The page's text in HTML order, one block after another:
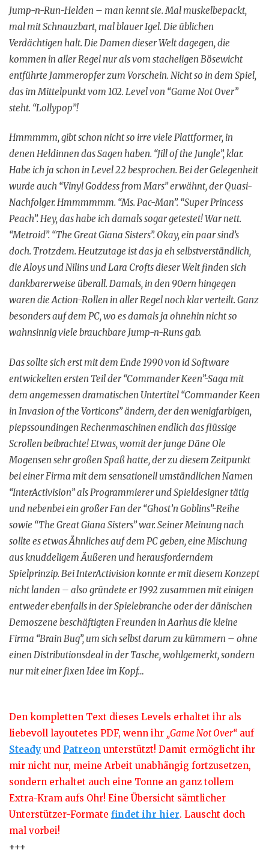
Jump-n-Run-Helden – man kennt sie. Mal muskelbepackt,
mal mit Schnauzbart, mal blauer Igel. Die üblichen
Verdächtigen halt. Die Damen dieser Welt dagegen, die
kommen in aller Regel nur als vom stacheligen Bösewicht
entführte Jammeropfer zum Vorschein. Nicht so in dem Spiel,
das im Mittelpunkt vom 102. Level von “Game Not Over”
steht. “Lollypop”!
Hmmmmm, gibt schon nicht so irre viele Plattformer, in
denen Heldinnen das Sagen haben. “Jill of the Jungle”, klar.
Habe ich ja schon in Level 22 besprochen. Bei der Gelegenheit
wurde auch “Vinyl Goddess from Mars” erwähnt, der Quasi-
Nachfolger. Hmmmmmm. “Ms. Pac-Man”. “Super Princess
Peach”. Hey, das habe ich damals sogar getestet! War nett.
“Metroid”. “The Great Giana Sisters”. Okay, ein paar sind’s
doch. Trotzdem. Heutzutage ist das ja eh selbstverständlich,
die Aloys und Nilins und Lara Crofts dieser Welt finden sich
dankbarerweise überall. Damals, in den 90ern hingegen
waren die Action-Rollen in aller Regel noch klar verteilt. Ganz
besonders auf dem PC, wo es damals ja ohnehin nicht so
wahnsinnig viele brauchbare Jump-n-Runs gab.
Das sollte sich erst mit dem Ende 1990 von id Software
entwickelten ersten Teil der “Commander Keen”-Saga mit
dem angemessen dramatischen Untertitel “Commander Keen
in Invasion of the Vorticons” ändern, der den wenigfarbigen,
piepssoundingen Rechenmaschinen endlich das flüssige
Scrollen beibrachte! Etwas, womit der junge Däne Ole
Mogensen sehr großen Spaß hatte, der zu diesem Zeitpunkt
bei einer Firma mit dem sensationell umständlichen Namen
“InterActivision” als Programmierer und Spieldesigner tätig
und nebenbei ein großer Fan der “Ghost’n Goblins”-Reihe
sowie “The Great Giana Sisters” war. Seiner Meinung nach
sollte es etwas Ähnliches auf dem PC geben, eine Mischung
aus knuddeligem Äußeren und herausforderndem
Spielprinzip. Bei InterActivision konnte er mit diesem Konzept
nicht landen – also gründete er 1992 zusammen mit einigen
entweder ebenfalls in der Spielebranche oder der dänischen
Demoszene beschäftigten Freunden in Aarhus die kleine
Firma “Brain Bug”, um sich selbst darum zu kümmern – ohne
einen Distributionsdeal in der Tasche, wohlgemerkt, sondern
nur mit einer fixen Idee im Kopf…
Den kompletten Text dieses Levels erhaltet ihr als
liebevoll layoutetes PDF, wenn ihr „Game Not Over“ auf
Steady und Patreon unterstützt! Damit ermöglicht ihr
mir nicht nur, meine Arbeit unabhängig fortzusetzen,
sondern erhaltet auch eine Tonne an ganz tollem
Extra-Kram aufs Ohr! Eine Übersicht sämtlicher
Unterstützer-Formate findet ihr hier. Lauscht doch
mal vorbei!
+++